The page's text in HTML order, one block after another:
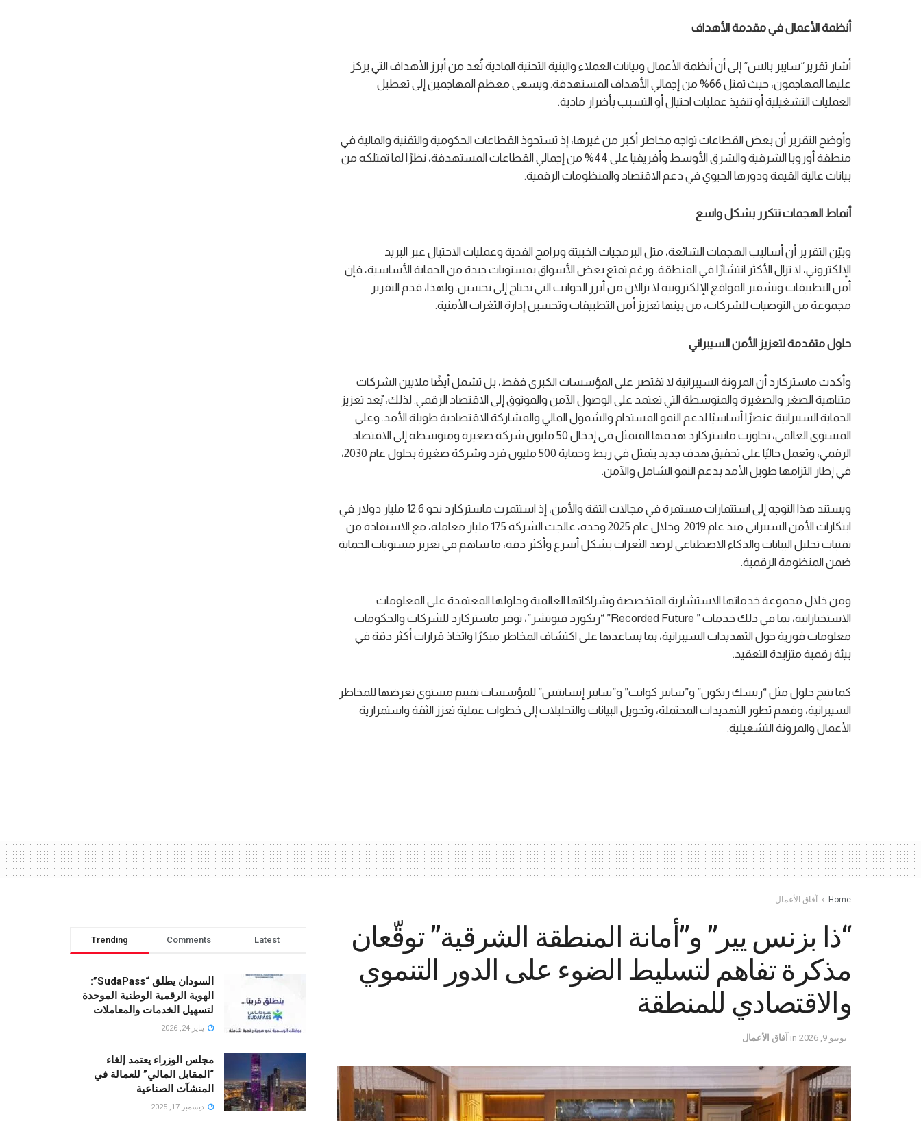
أنظمة الأعمال في مقدمة الأهداف
أشار تقرير”سايبر بالس” إلى أن أنظمة الأعمال وبيانات العملاء والبنية التحتية المادية تُعد من أبرز الأهداف التي يركز
عليها المهاجمون، حيث تمثل 66% من إجمالي الأهداف المستهدفة. ويسعى معظم المهاجمين إلى تعطيل
العمليات التشغيلية أو تنفيذ عمليات احتيال أو التسبب بأضرار مادية.
وأوضح التقرير أن بعض القطاعات تواجه مخاطر أكبر من غيرها، إذ تستحوذ القطاعات الحكومية والتقنية والمالية في
منطقة أوروبا الشرقية والشرق الأوسط وأفريقيا على 44% من إجمالي القطاعات المستهدفة، نظرًا لما تمتلكه من
بيانات عالية القيمة ودورها الحيوي في دعم الاقتصاد والمنظومات الرقمية.
أنماط الهجمات تتكرر بشكل واسع
وبيّن التقرير أن أساليب الهجمات الشائعة، مثل البرمجيات الخبيثة وبرامج الفدية وعمليات الاحتيال عبر البريد
الإلكتروني، لا تزال الأكثر انتشارًا في المنطقة. ورغم تمتع بعض الأسواق بمستويات جيدة من الحماية الأساسية، فإن
أمن التطبيقات وتشفير المواقع الإلكترونية لا يزالان من أبرز الجوانب التي تحتاج إلى تحسين. ولهذا، قدم التقرير
مجموعة من التوصيات للشركات، من بينها تعزيز أمن التطبيقات وتحسين إدارة الثغرات الأمنية.
حلول متقدمة لتعزيز الأمن السيبراني
وأكدت ماستركارد أن المرونة السيبرانية لا تقتصر على المؤسسات الكبرى فقط، بل تشمل أيضًا ملايين الشركات
متناهية الصغر والصغيرة والمتوسطة التي تعتمد على الوصول الآمن والموثوق إلى الاقتصاد الرقمي. لذلك، يُعد تعزيز
الحماية السيبرانية عنصرًا أساسيًا لدعم النمو المستدام والشمول المالي والمشاركة الاقتصادية طويلة الأمد. وعلى
المستوى العالمي، تجاوزت ماستركارد هدفها المتمثل في إدخال 50 مليون شركة صغيرة ومتوسطة إلى الاقتصاد
الرقمي، وتعمل حاليًا على تحقيق هدف جديد يتمثل في ربط وحماية 500 مليون فرد وشركة صغيرة بحلول عام 2030،
في إطار التزامها طويل الأمد بدعم النمو الشامل والآمن.
ويستند هذا التوجه إلى استثمارات مستمرة في مجالات الثقة والأمن، إذ استثمرت ماستركارد نحو 12.6 مليار دولار في
ابتكارات الأمن السيبراني منذ عام 2019. وخلال عام 2025 وحده، عالجت الشركة 175 مليار معاملة، مع الاستفادة من
تقنيات تحليل البيانات والذكاء الاصطناعي لرصد الثغرات بشكل أسرع وأكثر دقة، ما ساهم في تعزيز مستويات الحماية
ضمن المنظومة الرقمية.
ومن خلال مجموعة خدماتها الاستشارية المتخصصة وشراكاتها العالمية وحلولها المعتمدة على المعلومات
الاستخباراتية، بما في ذلك خدمات ” Recorded Future” “ريكورد فيوتشر”، توفر ماستركارد للشركات والحكومات
معلومات فورية حول التهديدات السيبرانية، بما يساعدها على اكتشاف المخاطر مبكرًا واتخاذ قرارات أكثر دقة في
بيئة رقمية متزايدة التعقيد.
كما تتيح حلول مثل “ريسك ريكون” و”سايبر كوانت” و”سايبر إنسايتس” للمؤسسات تقييم مستوى تعرضها للمخاطر
السيبرانية، وفهم تطور التهديدات المحتملة، وتحويل البيانات والتحليلات إلى خطوات عملية تعزز الثقة واستمرارية
الأعمال والمرونة التشغيلية.
Home آفاق الأعمال
“ذا بزنس يير” و”أمانة المنطقة الشرقية” توقّعان
مذكرة تفاهم لتسليط الضوء على الدور التنموي
والاقتصادي للمنطقة
يونيو 9, 2026 in آفاق الأعمال
Trending Comments Latest
السودان يطلق “SudaPass”:
الهوية الرقمية الوطنية الموحدة
لتسهيل الخدمات والمعاملات
يناير 24, 2026
مجلس الوزراء يعتمد إلغاء
“المقابل المالي” للعمالة في
المنشآت الصناعية
ديسمبر 17, 2025